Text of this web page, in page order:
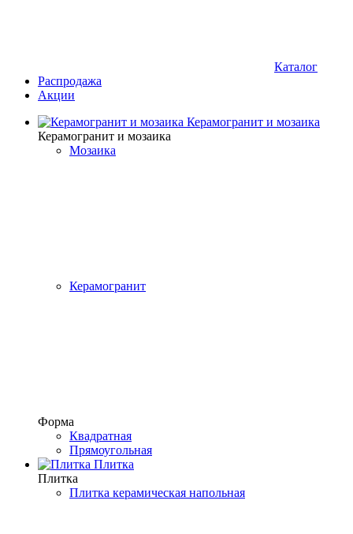
Каталог
Распродажа
Акции
Керамогранит и мозаика
Керамогранит и мозаика
Мозаика
Керамогранит
Форма
Квадратная
Прямоугольная
Плитка
Плитка
Плитка керамическая напольная